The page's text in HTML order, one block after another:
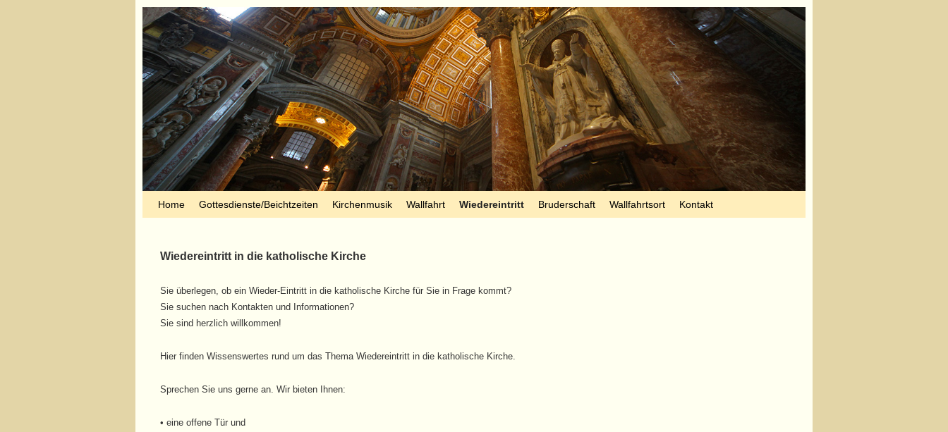
Home Gottesdienste/Beichtzeiten Kirchenmusik Wallfahrt Wiedereintritt Bruderschaft Wallfahrtsort Kontakt
Wiedereintritt in die katholische Kirche
Sie überlegen, ob ein Wieder-Eintritt in die katholische Kirche für Sie in Frage kommt?
Sie suchen nach Kontakten und Informationen?
Sie sind herzlich willkommen!
Hier finden Wissenswertes rund um das Thema Wiedereintritt in die katholische Kirche.
Sprechen Sie uns gerne an. Wir bieten Ihnen:
• eine offene Tür und